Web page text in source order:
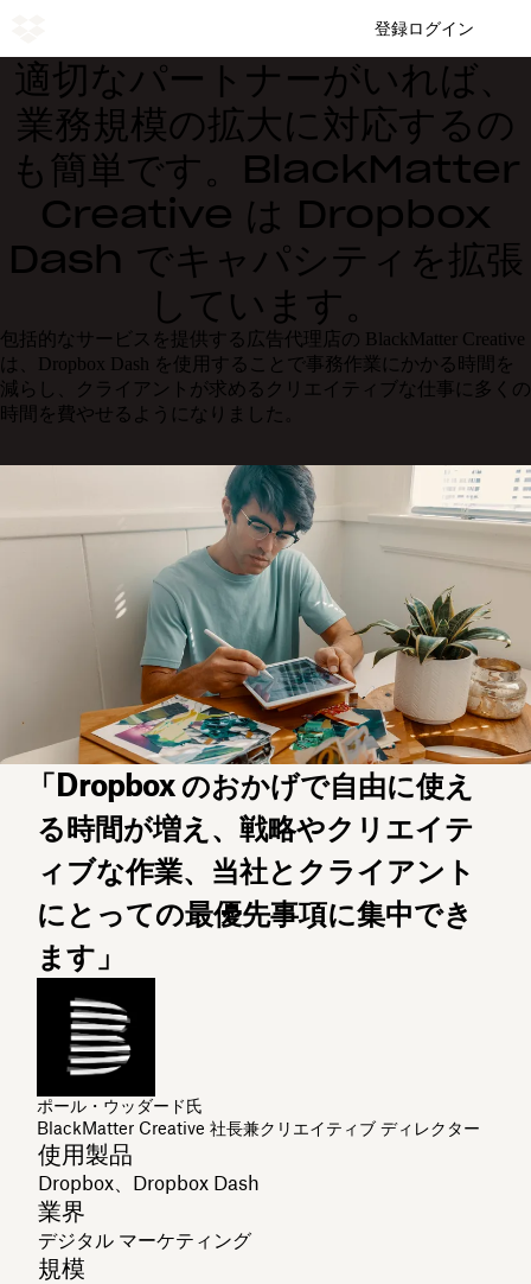
登録ログイン
適切なパートナーがいれば、
業務規模の拡大に対応するの
も簡単です。BlackMatter
Creative は Dropbox
Dash でキャパシティを拡張
しています。
包括的なサービスを提供する広告代理店の BlackMatter Creative
は、Dropbox Dash を使用することで事務作業にかかる時間を
減らし、クライアントが求めるクリエイティブな仕事に多くの
時間を費やせるようになりました。
「Dropbox のおかげで自由に使え
る時間が増え、戦略やクリエイテ
ィブな作業、当社とクライアント
にとっての最優先事項に集中でき
ます」
ポール・ウッダード氏
BlackMatter Creative 社長兼クリエイティブ ディレクター
使用製品
Dropbox、Dropbox Dash
業界
デジタル マーケティング
規模